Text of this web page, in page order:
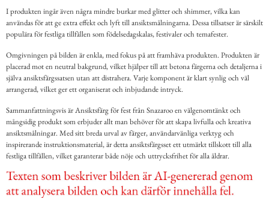
I produkten ingår även några mindre burkar med glitter och shimmer, vilka kan
användas för att ge extra effekt och lyft till ansiktsmålningarna. Dessa tillsatser är särskilt
populära för festliga tillfällen som födelsedagskalas, festivaler och temafester.
Omgivningen på bilden är enkla, med fokus på att framhäva produkten. Produkten är
placerad mot en neutral bakgrund, vilket hjälper till att betona färgerna och detaljerna i
själva ansiktsfärgssatsen utan att distrahera. Varje komponent är klart synlig och väl
arrangerad, vilket ger ett organiserat och inbjudande intryck.
Sammanfattningsvis är Ansiktsfärg för fest från Snazaroo en välgenomtänkt och
mångsidig produkt som erbjuder allt man behöver för att skapa livfulla och kreativa
ansiktsmålningar. Med sitt breda urval av färger, användarvänliga verktyg och
inspirerande instruktionsmaterial, är detta ansiktsfärgsset ett utmärkt tillskott till alla
festliga tillfällen, vilket garanterar både nöje och uttrycksfrihet för alla åldrar.